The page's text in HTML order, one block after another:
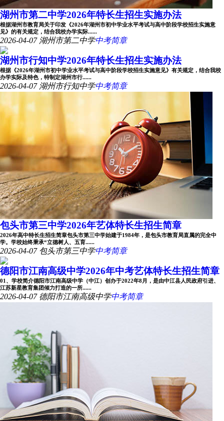
湖州市第二中学2026年特长生招生实施办法
根据湖州市教育局关于印发《2026年湖州市初中学业水平考试与高中阶段学校招生实施意
见》的有关规定，结合我校办学实际......
2026-04-07 湖州市第二中学中考简章
湖州市行知中学2026年特长生招生实施办法
根据《2026年湖州市初中学业水平考试与高中阶段学校招生实施意见》有关规定，结合我校
办学实际及特色，特制定湖州市行......
2026-04-07 湖州市行知中学中考简章
包头市第三中学2026年艺体特长生招生简章
2026年高中特长生招生简章包头市第三中学始建于1984年，是包头市教育局直属的完全中
学。学校始终秉承“立德树人、五育......
2026-04-07 包头市第三中学中考简章
德阳市江南高级中学2026年中考艺体特长生招生简章
01、学校简介德阳市江南高级中学（中江）创办于2022年8月，是由中江县人民政府引进、
江苏新星教育集团倾力打造的一所......
2026-04-07 德阳市江南高级中学中考简章